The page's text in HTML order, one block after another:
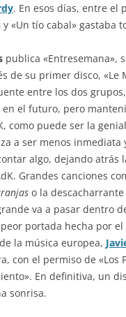
. En esos días, entre el
y «Un tío cabal» gastaba
publica «Entresemana»,
de su primer disco, «Le
entre los dos
en el futuro, pero
como puede ser la
a ser menos inmediata
algo, dejando atrás
Grandes canciones
o la descacharrante
va a pasar dentro
portada hecha por
la música europea,
con el permiso de «Los
En definitiva, un
sonrisa.